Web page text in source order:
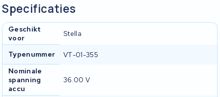
Specificaties
Geschikt
voor
Stella
Typenummer
VT-01-355
Nominale
spanning
accu
36.00 V